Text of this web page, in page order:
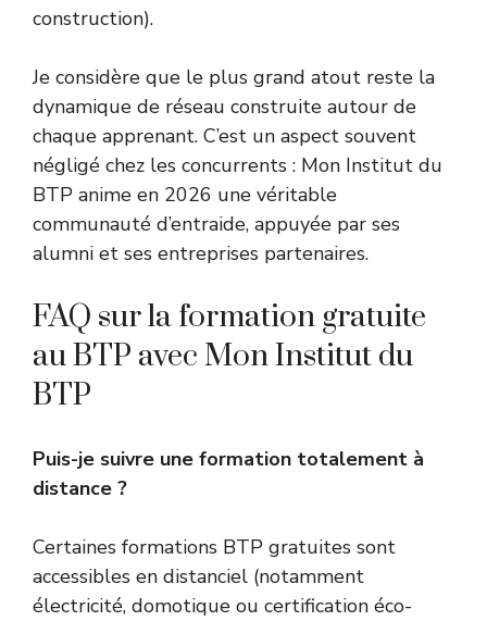
construction).
Je considère que le plus grand atout reste la
dynamique de réseau construite autour de
chaque apprenant. C’est un aspect souvent
négligé chez les concurrents : Mon Institut du
BTP anime en 2026 une véritable
communauté d’entraide, appuyée par ses
alumni et ses entreprises partenaires.
FAQ sur la formation gratuite
au BTP avec Mon Institut du
BTP
Puis-je suivre une formation totalement à
distance ?
Certaines formations BTP gratuites sont
accessibles en distanciel (notamment
électricité, domotique ou certification éco-